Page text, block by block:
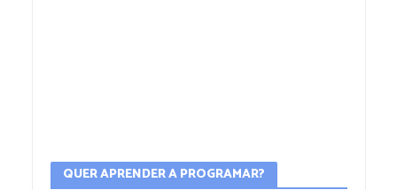
QUER APRENDER A PROGRAMAR?